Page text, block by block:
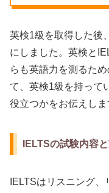
英検1級を取得した後
にしました。英検と
らも英語力を測るた
て、英検1級を持って
役立つかをお伝えしま
IELTSの試験内容
IELTSはリスニング